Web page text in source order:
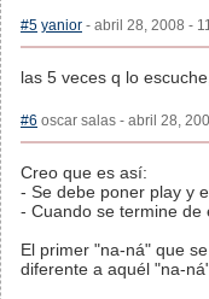
#5 yanior - abril 28, 2008 -
las 5 veces q lo
#6 oscar salas - abril 28,
Creo que es así:
- Se debe poner play y
- Cuando se termine de
El primer "na-ná" que
diferente a aquél "na-